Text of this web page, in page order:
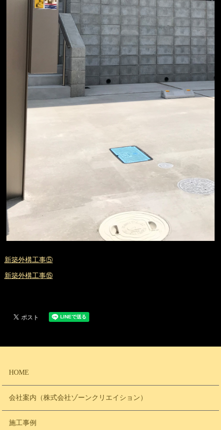
新築外構工事⑤
新築外構工事⑮
HOME
会社案内（株式会社ゾーンクリエイション）
施工事例